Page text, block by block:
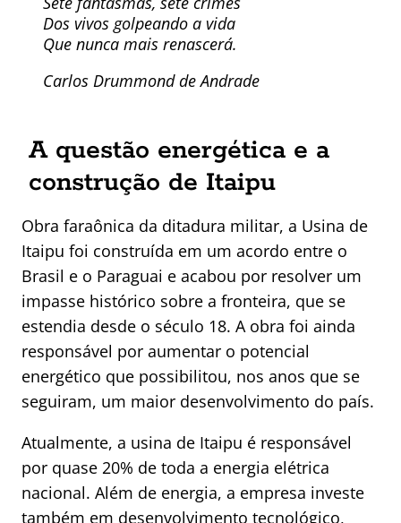
Dos vivos golpeando a vida
Que nunca mais renascerá.
Carlos Drummond de Andrade
A questão energética e a
construção de Itaipu
Obra faraônica da ditadura militar, a Usina de
Itaipu foi construída em um acordo entre o
Brasil e o Paraguai e acabou por resolver um
impasse histórico sobre a fronteira, que se
estendia desde o século 18. A obra foi ainda
responsável por aumentar o potencial
energético que possibilitou, nos anos que se
seguiram, um maior desenvolvimento do país.
Atualmente, a usina de Itaipu é responsável
por quase 20% de toda a energia elétrica
nacional. Além de energia, a empresa investe
também em desenvolvimento tecnológico,